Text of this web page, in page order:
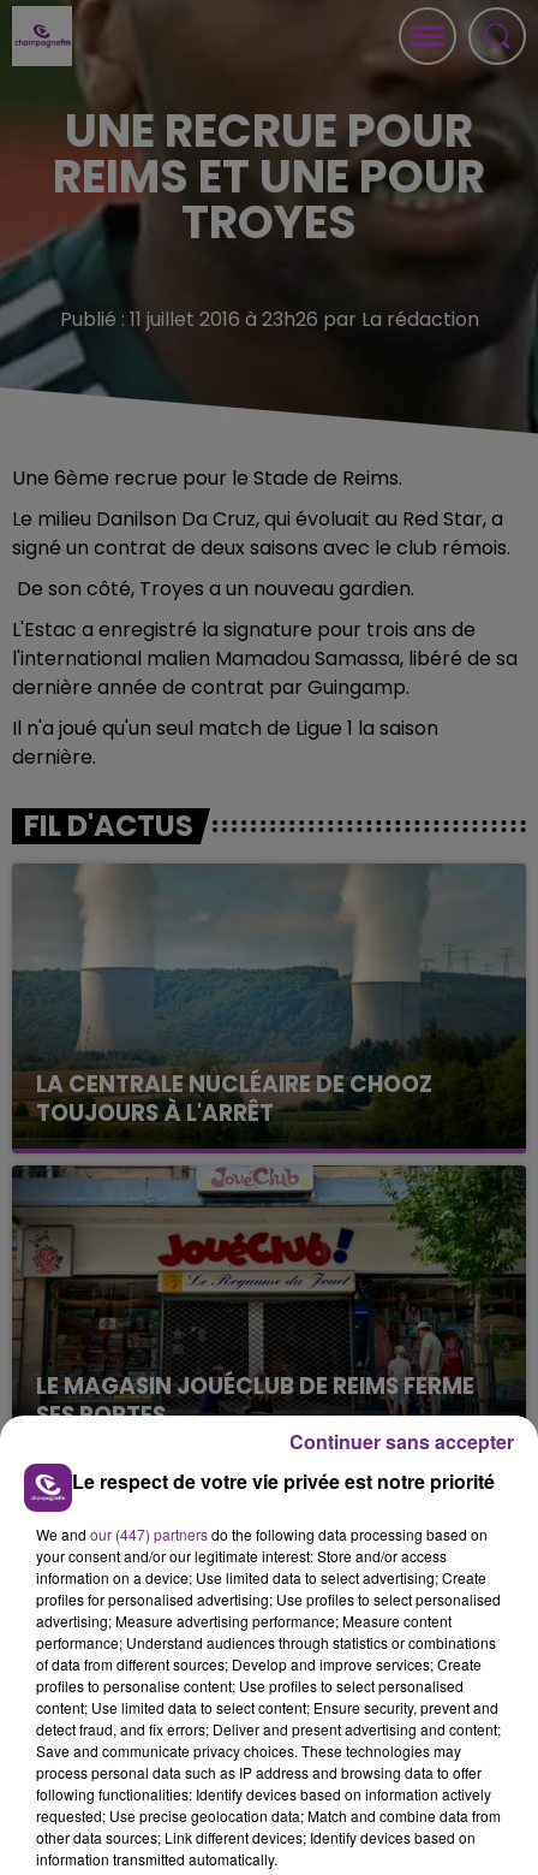
UNE RECRUE POUR
REIMS ET UNE POUR
TROYES
Publié : 11 juillet 2016 à 23h26 par La rédaction
Une 6ème recrue pour le Stade de Reims.
Le milieu Danilson Da Cruz, qui évoluait au Red Star, a
signé un contrat de deux saisons avec le club rémois.
De son côté, Troyes a un nouveau gardien.
L'Estac a enregistré la signature pour trois ans de
l'international malien Mamadou Samassa, libéré de sa
dernière année de contrat par Guingamp.
Il n'a joué qu'un seul match de Ligue 1 la saison
dernière.
FIL D'ACTUS
LA CENTRALE NUCLÉAIRE DE CHOOZ
TOUJOURS À L'ARRÊT
Cela fait déjà une semaine que la centrale
nucléaire ardennaise est à l'arrêt. Une situation
justifiée par la sécheresse intense qui est toujours
présente.
LE MAGASIN JOUÉCLUB DE REIMS FERME
SES PORTES
C'était l'une des institutions du centre-ville
rémois. Le magasin JouéClub est contraint de
fermer ses portes.
TITRES DIFFUSÉS
1h39
1h39
GIMS
Zombie
1h35
1h35
SHAKIRA FEAT. BURNA BOY
Le respect de votre vie privée est notre priorité
We and our (447) partnersdo the following data processing based on
your consent and/or our legitimate interest: Store and/or access
information on a device; Use limited data to select advertising; Create
profiles for personalised advertising; Use profiles to select personalised
advertising; Measure advertising performance; Measure content
performance; Understand audiences through statistics or combinations
of data from different sources; Develop and improve services; Create
profiles to personalise content; Use profiles to select personalised
content; Use limited data to select content; Ensure security, prevent and
detect fraud, and fix errors; Deliver and present advertising and content;
Save and communicate privacy choices. These technologies may
process personal data such as IP address and browsing data to offer
following functionalities: Identify devices based on information actively
requested; Use precise geolocation data; Match and combine data from
other data sources; Link different devices; Identify devices based on
information transmitted automatically.
Continuer sans accepter